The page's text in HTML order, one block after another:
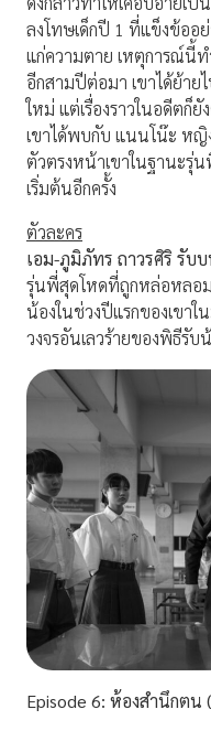
ลงโทษเด็กปี 1 ที่แข็งข้ออ
แก่ความตาย เหตุการณ์นี้ท
อีกสามปีต่อมา เขาได้ย้า
ใหม่ แต่เรื่องราวในอดีตก็
เขาได้พบกับ แนนโน๊ะ หญิ
ตัวตรงหน้าเขาในฐานะรุ่
เริ่มต้นอีกครั้ง
ตัวละคร
เอม-ภูมิภัทร ถาวรศิริ รับบ
รุ่นพี่สุดโหดที่ถูกหล่อหลอ
น้องในช่วงปีแรกของเขา
วงจรอันเลวร้ายของพิธีรับ
Episode 6: ห้องสำนึกตน